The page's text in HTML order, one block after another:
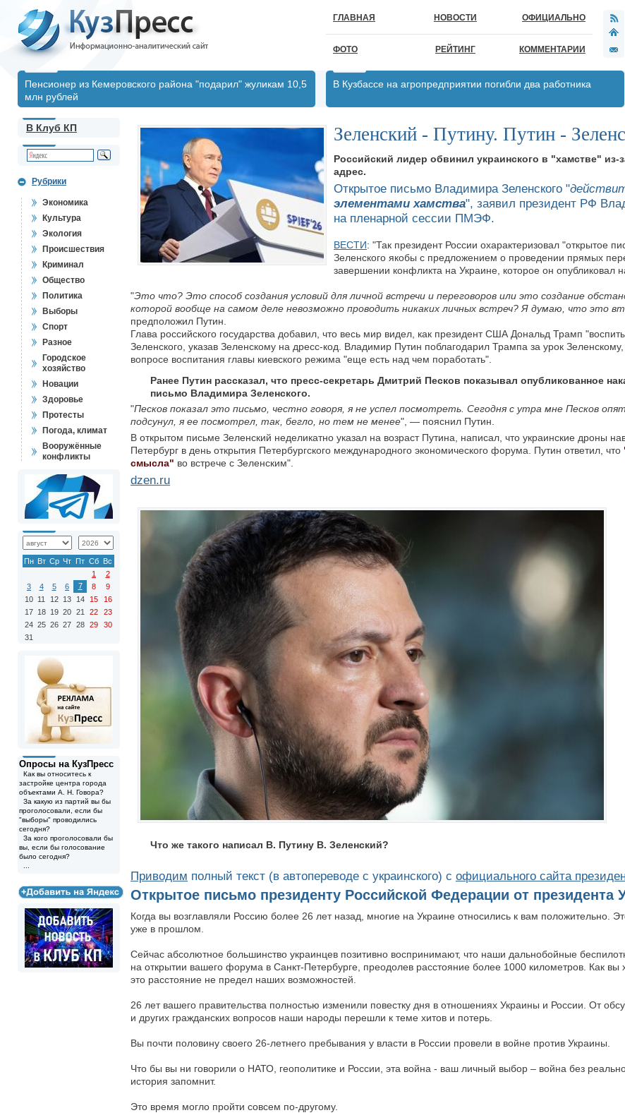
ГЛАВНАЯ НОВОСТИ ОФИЦИАЛЬНО
ФОТО РЕЙТИНГ КОММЕНТАРИИ
Пенсионер из Кемеровского района "подарил" жуликам 10,5
млн рублей
В Кузбассе на агропредприятии погибли два работника
В Клуб КП
Рубрики
Экономика
Культура
Экология
Происшествия
Криминал
Общество
Политика
Выборы
Спорт
Разное
Городское
хозяйство
Новации
Здоровье
Протесты
Погода, климат
Вооружённые
конфликты
Пн Вт Ср Чт Пт Сб Вс
1
2
3
4 5 6 7 8
9
10 11 12 13 14 15
16
17 18 19 20 21 22
23
24 25 26 27 28 29
30
31
Опросы на КузПресс
Как вы относитесь к
застройке центра города
объектами А. Н. Говора?
За какую из партий вы бы
проголосовали, если бы
"выборы" проводились
сегодня?
За кого проголосовали бы
вы, если бы голосование
было сегодня?
Зеленский - Путину. Путин -
Российский лидер обвинил украинского в "хамстве" из-
адрес.
Открытое письмо Владимира Зеленского "
элементами хамства", заявил президент РФ
на пленарной сессии ПМЭФ.
ВЕСТИ: "Так президент России охарактеризовал "открытое
Зеленского якобы с предложением о проведении прямых
завершении конфликта на Украине, которое он опубликовал
"Это что? Это способ создания условий для личной встречи и переговоров или это создание
которой вообще на самом деле невозможно проводить никаких личных встреч? Я думаю, что это
предположил Путин.
Глава российского государства добавил, что весь мир видел, как президент США Дональд Трамп
Зеленского, указав Зеленскому на дресс-код. Владимир Путин поблагодарил Трампа за урок
вопросе воспитания главы киевского режима "еще есть над чем поработать".
Ранее Путин рассказал, что пресс-секретарь Дмитрий Песков показывал опубликованное
письмо Владимира Зеленского.
"Песков показал это письмо, честно говоря, я не успел посмотреть. Сегодня с утра мне Песков
подсунул, я ее посмотрел, так, бегло, но тем не менее", — пояснил Путин.
В открытом письме Зеленский неделикатно указал на возраст Путина, написал, что украинские дроны
Петербург в день открытия Петербургского международного экономического форума. Путин ответил, что
смысла" во встрече с Зеленским".
dzen.ru
Что же такого написал В. Путину В. Зеленский?
Приводим полный текст (в автопереводе с украинского) с официального сайта
Открытое письмо президенту Российской Федерации от президента
Когда вы возглавляли Россию более 26 лет назад, многие на Украине относились к вам положительно.
уже в прошлом.
Сейчас абсолютное большинство украинцев позитивно воспринимают, что наши дальнобойные
на открытии вашего форума в Санкт-Петербурге, преодолев расстояние более 1000 километров. Как вы
это расстояние не предел наших возможностей.
26 лет вашего правительства полностью изменили повестку дня в отношениях Украины и России. От
и других гражданских вопросов наши народы перешли к теме хитов и потерь.
Вы почти половину своего 26-летнего пребывания у власти в России провели в войне против Украины.
Что бы вы ни говорили о НАТО, геополитике и России, эта война - ваш личный выбор – война без
история запомнит.
Это время могло пройти совсем по-другому.